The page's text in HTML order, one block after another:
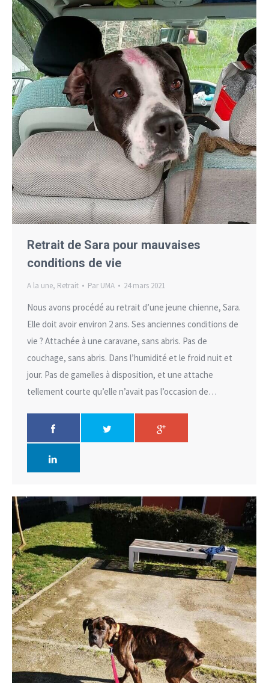
Retrait de Sara pour mauvaises
conditions de vie
A la une, Retrait Par UMA 24 mars 2021
Nous avons procédé au retrait d’une jeune chienne, Sara.
Elle doit avoir environ 2 ans. Ses anciennes conditions de
vie ? Attachée à une caravane, sans abris. Pas de
couchage, sans abris. Dans l’humidité et le froid nuit et
jour. Pas de gamelles à disposition, et une attache
tellement courte qu’elle n’avait pas l’occasion de…